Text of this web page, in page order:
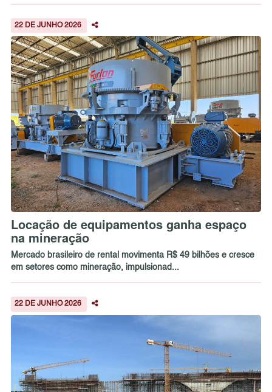
22 DE JUNHO 2026
Locação de equipamentos ganha espaço
na mineração
Mercado brasileiro de rental movimenta R$ 49 bilhões e cresce
em setores como mineração, impulsionad...
22 DE JUNHO 2026